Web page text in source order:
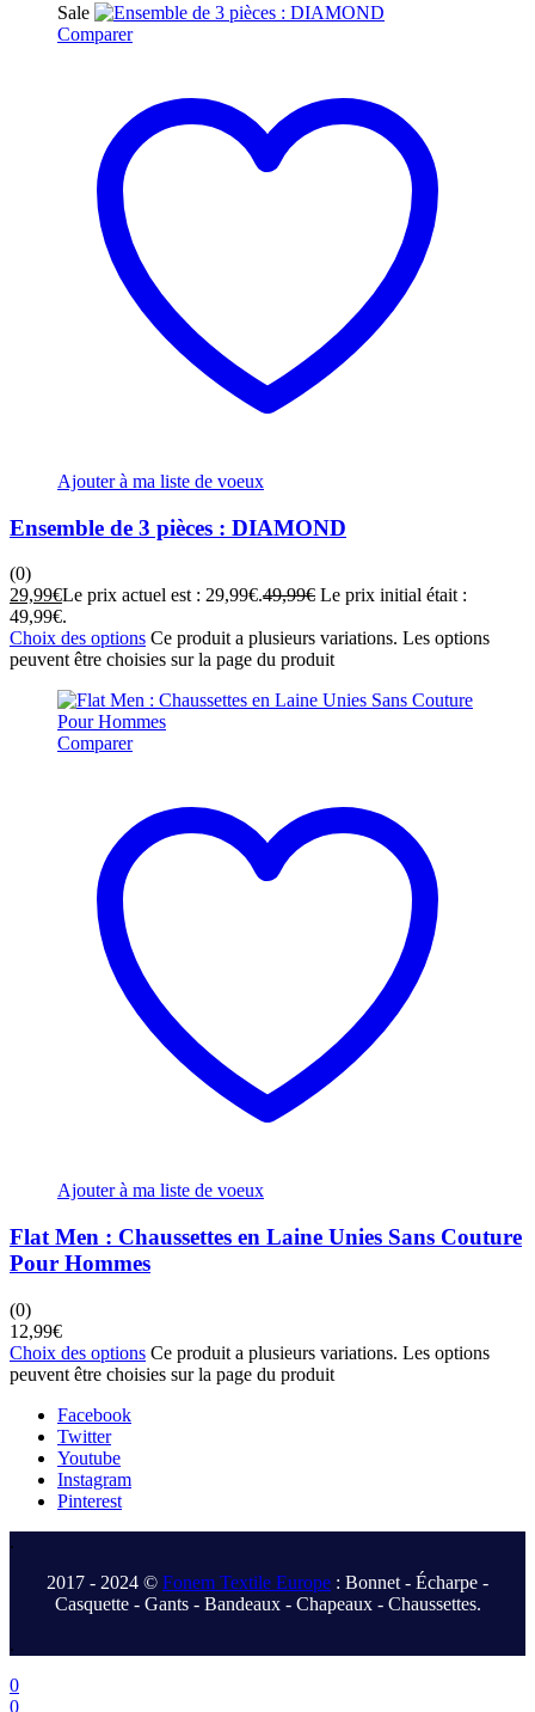
Sale
Comparer
Ajouter à ma liste de voeux
Ensemble de 3 pièces : DIAMOND
(0)
29,99€Le prix actuel est : 29,99€.49,99€ Le prix initial était :
49,99€.
Choix des options Ce produit a plusieurs variations. Les options
peuvent être choisies sur la page du produit
Comparer
Ajouter à ma liste de voeux
Flat Men : Chaussettes en Laine Unies Sans Couture
Pour Hommes
(0)
12,99€
Choix des options Ce produit a plusieurs variations. Les options
peuvent être choisies sur la page du produit
Facebook
Twitter
Youtube
Instagram
Pinterest
.
2017 - 2024 © Fonem Textile Europe : Bonnet - Écharpe -
Casquette - Gants - Bandeaux - Chapeaux - Chaussettes.
.
0
0